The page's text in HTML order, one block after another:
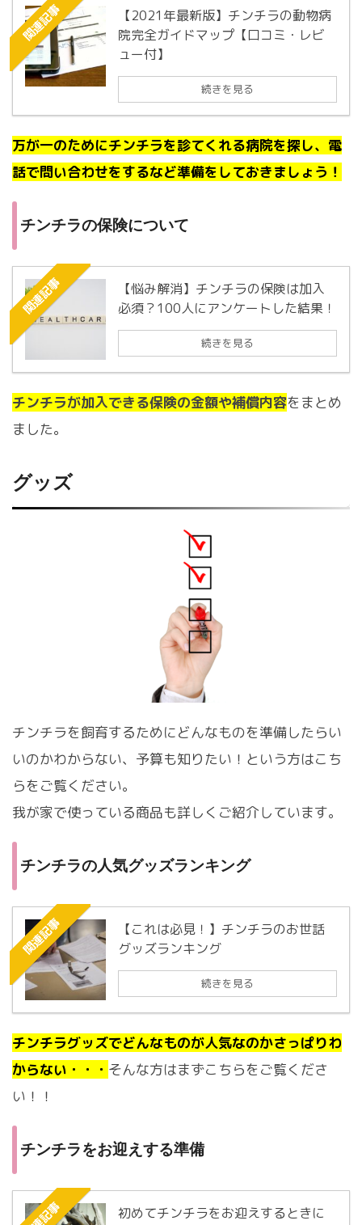
関連記事
【2021年最新版】チンチラの動物病
院完全ガイドマップ【口コミ・レビ
ュー付】
続きを見る
万が一のためにチンチラを診てくれる病院を探し、電
話で問い合わせをするなど準備をしておきましょう！
チンチラの保険について
関連記事
【悩み解消】チンチラの保険は加入
必須？100人にアンケートした結果！
続きを見る
チンチラが加入できる保険の金額や補償内容をまとめ
ました。
グッズ
チンチラを飼育するためにどんなものを準備したらい
いのかわからない、予算も知りたい！という方はこち
らをご覧ください。
我が家で使っている商品も詳しくご紹介しています。
チンチラの人気グッズランキング
関連記事
【これは必見！】チンチラのお世話
グッズランキング
続きを見る
チンチラグッズでどんなものが人気なのかさっぱりわ
からない・・・ そんな方はまずこちらをご覧くださ
い！！
チンチラをお迎えする準備
初めてチンチラをお迎えするときに